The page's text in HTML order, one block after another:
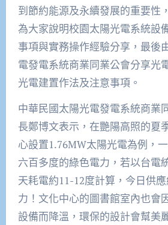
到節約能源及永續發展的重要性
為大家說明校園太陽光電系統設
事項與實務操作經驗分享，最後
電發電系統商業同業公會分享光
光電建置作法及注意事項。
中華民國太陽光電發電系統商業
長鄭博文表示，在艷陽高照的夏
心設置1.76MW太陽光電為例，
六百多度的綠色電力，若以台電
天耗電約11-12度計算，今日供
力！文化中心的圖書館室內也會
設備而降溫，環保的設計會幫美